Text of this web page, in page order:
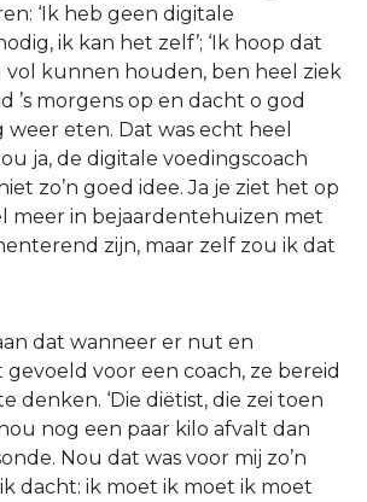
‘Ik heb geen digitale
ik kan het zelf’; ‘Ik hoop dat
vol kunnen houden, ben heel ziek
’s morgens op en dacht o god
weer eten. Dat was echt heel
ja, de digitale voedingscoach
zo’n goed idee. Ja je ziet het op
meer in bejaardentehuizen met
zijn, maar zelf zou ik dat
dat wanneer er nut en
voor een coach, ze bereid
denken. ‘Die diëtist, die zei toen
nog een paar kilo afvalt dan
Nou dat was voor mij zo’n
dacht: ik moet ik moet ik moet